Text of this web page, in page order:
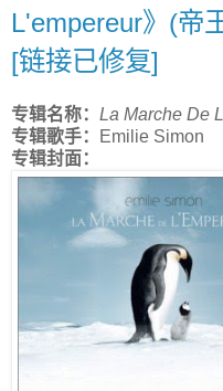
L'empereur》(帝
[链接已修复]
专辑名称： La Marche De
专辑歌手：
Emilie Simon
专辑封面：